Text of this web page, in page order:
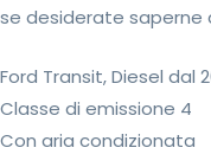
se desiderate saperne
Ford Transit, Diesel dal
Classe di emissione 4
Con aria condizionata